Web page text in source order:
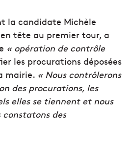
la candidate Michèle
tête au premier tour, a
«opération de contrôle
les procurations déposées
mairie. « Nous contrôlerons
des procurations, les
elles se tiennent et nous
constatons des